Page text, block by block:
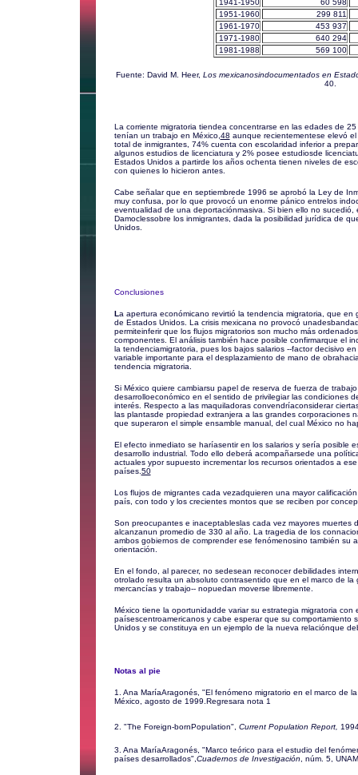
1941-1950
60 598
1951-1960
299 811
1961-1970
453 937
1971-1980
640 294
1981-1988
569 100
Fuente: David M. Heer, Los mexicanosindocumentados en
40.
La corriente migratoria tiendea concentrarse en las edades de
tenían un trabajo en México, 48 aunque recientementese elevó
total de inmigrantes, 74% cuenta con escolaridad inferior a
algunos estudios de licenciatura y 2% posee estudiosde
Estados Unidos a partirde los años ochenta tienen niveles de
con quienes lo hicieron antes.
Cabe señalar que en septiembrede 1996 se aprobó la Ley de
muy confusa, por lo que provocó un enorme pánico entrelos
eventualidad de una deportaciónmasiva. Si bien ello no
Damoclessobre los inmigrantes, dada la posibilidad jurídica de
Unidos.
Conclusiones
La apertura económicano revirtió la tendencia migratoria, que
de Estados Unidos. La crisis mexicana no provocó
permiteinferir que los flujos migratorios son mucho más
componentes. El análisis también hace posible confirmarque el
la tendenciamigratoria, pues los bajos salarios --factor decisivo
variable importante para el desplazamiento de mano de
tendencia migratoria.
Si México quiere cambiarsu papel de reserva de fuerza de
desarrolloeconómico en el sentido de privilegiar las condiciones
interés. Respecto a las maquiladoras convendríaconsiderar
las plantasde propiedad extranjera a las grandes corporaciones
que superaron el simple ensamble manual, del cual México no
El efecto inmediato se haríasentir en los salarios y sería posible
desarrollo industrial. Todo ello deberá acompañarsede una
actuales ypor supuesto incrementar los recursos orientados a
países. 50
Los flujos de migrantes cada vezadquieren una mayor
país, con todo y los crecientes montos que se reciben por
Son preocupantes e inaceptableslas cada vez mayores muertes
alcanzanun promedio de 330 al año. La tragedia de los
ambos gobiernos de comprender ese fenómenosino también su
orientación.
En el fondo, al parecer, no sedesean reconocer debilidades
otrolado resulta un absoluto contrasentido que en el marco de
mercancías y trabajo-- nopuedan moverse libremente.
México tiene la oportunidadde variar su estrategia migratoria con
paísescentroamericanos y cabe esperar que su comportamiento
Unidos y se constituya en un ejemplo de la nueva relaciónque
Notas al pie
1. Ana MaríaAragonés, "El fenómeno migratorio en el marco de
México, agosto de 1999. Regresara nota 1
2. "The Foreign-bornPopulation", Current Population Report,
3. Ana MaríaAragonés, "Marco teórico para el estudio del
países desarrollados", Cuadernos de Investigación , núm. 5,